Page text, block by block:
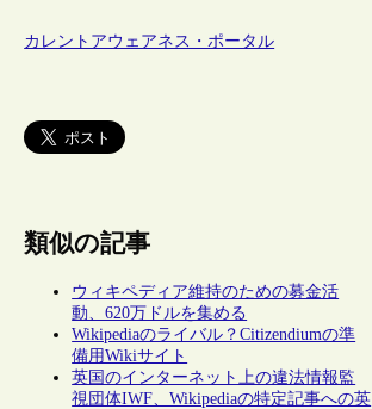
カレントアウェアネス・ポータル
類似の記事
ウィキペディア維持のための募金活
動、620万ドルを集める
Wikipediaのライバル？Citizendiumの準
備用Wikiサイト
英国のインターネット上の違法情報監
視団体IWF、Wikipediaの特定記事への英